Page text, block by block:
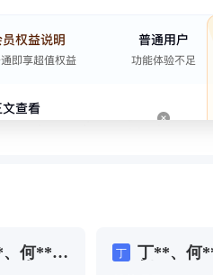
何**、
丁
丁**、何